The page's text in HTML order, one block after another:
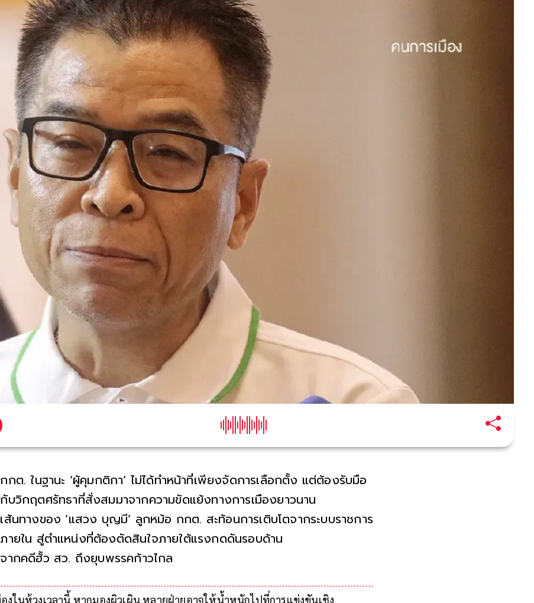
กกต. ในฐานะ ‘ผู้คุมกติกา’ ไม่ได้ทำหน้าที่เพียงจัดการเลือกตั้ง แต่ต้องรับมือ
กับวิกฤตศรัทธาที่สั่งสมมาจากความขัดแย้งทางการเมืองยาวนาน
เส้นทางของ ‘แสวง บุญมี’ ลูกหม้อ กกต. สะท้อนการเติบโตจากระบบราชการ
ภายใน สู่ตำแหน่งที่ต้องตัดสินใจภายใต้แรงกดดันรอบด้าน
จากคดีฮั้ว สว. ถึงยุบพรรคก้าวไกล บททดสอบของผู้คุมกติกาไม่ใช่แค่ความ